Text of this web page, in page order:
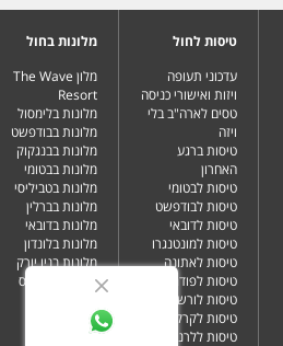
טיסות לחול
עדכוני תעופה
ויזות ואישורי כניסה
טסים לארה"ב בלי
ויזה
טיסות ברגע
האחרון
טיסות לבטומי
טיסות לבודפשט
טיסות לדובאי
טיסות למונטנגרו
טיסות לאתונה
טיסות לפודגוריצה
טיסות לורשה
טיסות לקרקוב
טיסות ללרנקה
מלונות בחול
מלון The Wave
Resort
מלונות בלימסול
מלונות בבודפשט
מלונות בבנגקוק
מלונות בבטומי
מלונות בטביליסי
מלונות בברלין
מלונות בדובאי
מלונות בלונדון
מלונות בניו יורק
מלונות בפאפוס